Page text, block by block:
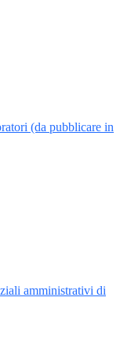
(da pubblicare in
amministrativi di